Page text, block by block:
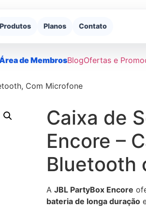
Produtos Planos Contato
de MembrosBlogOfertas e
Com Microfone
Caixa de
Encore –
Bluetooth
A JBL PartyBox Encore
bateria de longa duração